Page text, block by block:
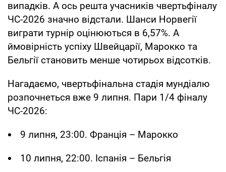
випадків. А ось решта учасників чвертьфіналу
ЧС-2026 значно відстали. Шанси Норвегії
виграти турнір оцінюються в 6,57%. А
ймовірність успіху Швейцарії, Марокко та
Бельгії становить менше чотирьох відсотків.
Нагадаємо, чвертьфінальна стадія мундіалю
розпочнеться вже 9 липня. Пари 1/4 фіналу
ЧС-2026:
9 липня, 23:00. Франція – Марокко
10 липня, 22:00. Іспанія – Бельгія